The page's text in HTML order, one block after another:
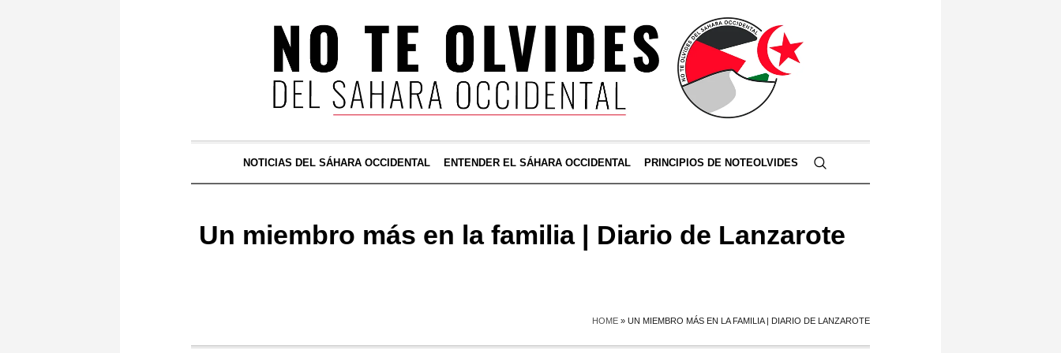
NOTICIAS DEL SÁHARA OCCIDENTAL ENTENDER EL SÁHARA OCCIDENTAL PRINCIPIOS DE NOTEOLVIDES
Un miembro más en la familia | Diario de Lanzarote
HOME » UN MIEMBRO MÁS EN LA FAMILIA | DIARIO DE LANZAROTE